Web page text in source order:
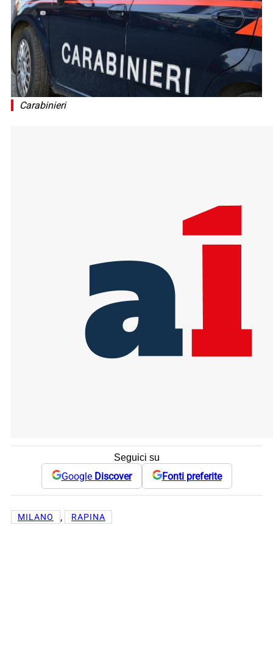
Carabinieri
Seguici su
Google Discover Fonti preferite
MILANO , RAPINA